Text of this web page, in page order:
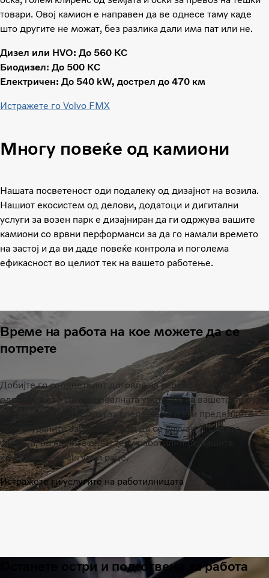
товари. Овој камион е направен да ве однесе таму каде
што другите не можат, без разлика дали има пат или не.
Дизел или HVO: До 560 КС
Биодизел: До 500 КС
Електричен: До 540 kW, дострел до 470 км
Истражете го Volvo FMX
Многу повеќе од камиони
Нашата посветеност оди подалеку од дизајнот на возила.
Нашиот екосистем од делови, додатоци и дигитални
услуги за возен парк е дизајниран да ги одржува вашите
камиони со врвни перформанси за да го намали времето
на застој и да ви даде повеќе контрола и поголема
ефикасност во целиот тек на вашето работење.
Време на работа на кое можете да се
потпрете
Добијте го соодветниот договор за сервис и планирајте го
одржувањето според реалната употреба на вашето возило,
како и напредни услуги за следење за да ги предвидите
неочекуваните запирања пред да се случат. И бидете
сигурни, во нашите овластени работилници, вашите
камиони се во сигурни раце.
Истражете ги услугите на работилницата
Останете остри и подготвени за работа